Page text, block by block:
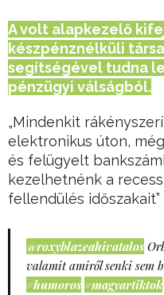
A volt alapkezelő
készpénznélküli
segítségével tudna
pénzügyi válságból.
„Mindenkit
elektronikus úton,
és felügyelt
kezelhetnénk a
fellendülés időszakait”
@roxyblazeahivatalos
valamit amiről senki sem
#humoros #magyartiktok